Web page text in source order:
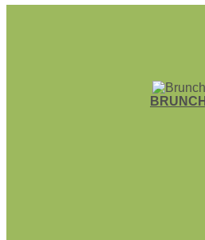
BRUNCH